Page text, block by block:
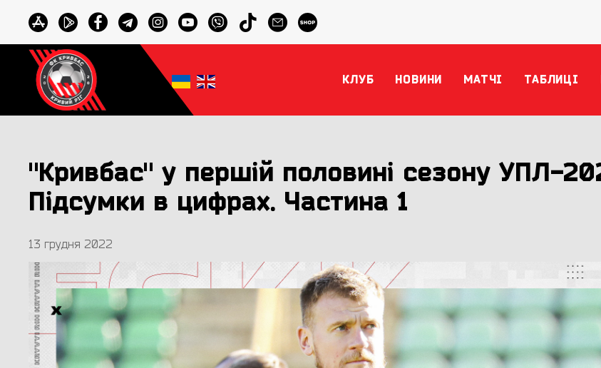
КЛУБ НОВИНИ МАТЧІ ТАБЛИЦІ
"Кривбас" у першій половині сезону УПЛ-
Підсумки в цифрах. Частина 1
13 грудня 2022